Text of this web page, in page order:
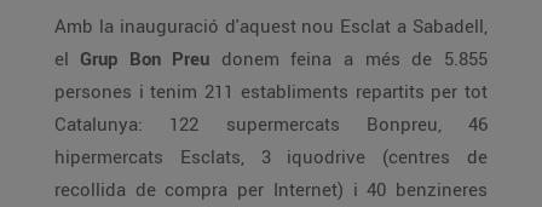
Amb la inauguració d'aquest nou Esclat a Sabadell,
el Grup Bon Preu donem feina a més de 5.855
persones i tenim 211 establiments repartits per tot
Catalunya: 122 supermercats Bonpreu, 46
hipermercats Esclats, 3 iquodrive (centres de
recollida de compra per Internet) i 40 benzineres